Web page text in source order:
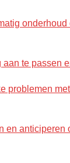
te passen
problemen
en anticiperen